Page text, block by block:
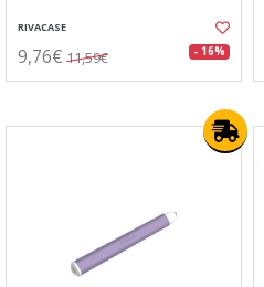
RIVACASE
9,76€ 11,59€ - 16%